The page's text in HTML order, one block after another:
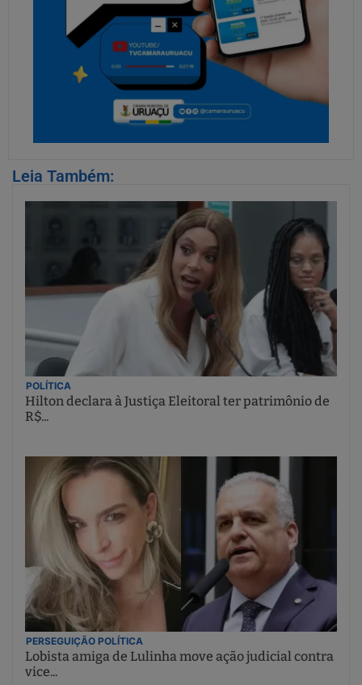
Leia Também:
POLÍTICA
Hilton declara à Justiça Eleitoral ter patrimônio de
R$...
PERSEGUIÇÃO POLÍTICA
Lobista amiga de Lulinha move ação judicial contra
vice...